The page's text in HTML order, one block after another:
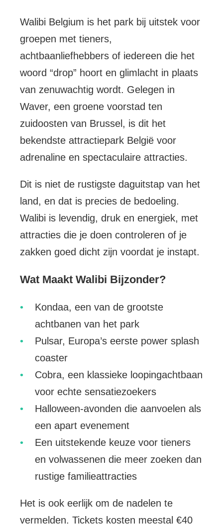
Walibi Belgium is het park bij uitstek voor
groepen met tieners,
achtbaanliefhebbers of iedereen die het
woord “drop” hoort en glimlacht in plaats
van zenuwachtig wordt. Gelegen in
Waver, een groene voorstad ten
zuidoosten van Brussel, is dit het
bekendste attractiepark België voor
adrenaline en spectaculaire attracties.
Dit is niet de rustigste daguitstap van het
land, en dat is precies de bedoeling.
Walibi is levendig, druk en energiek, met
attracties die je doen controleren of je
zakken goed dicht zijn voordat je instapt.
Wat Maakt Walibi Bijzonder?
Kondaa, een van de grootste
achtbanen van het park
Pulsar, Europa’s eerste power splash
coaster
Cobra, een klassieke loopingachtbaan
voor echte sensatiezoekers
Halloween-avonden die aanvoelen als
een apart evenement
Een uitstekende keuze voor tieners
en volwassenen die meer zoeken dan
rustige familieattracties
Het is ook eerlijk om de nadelen te
vermelden. Tickets kosten meestal €40